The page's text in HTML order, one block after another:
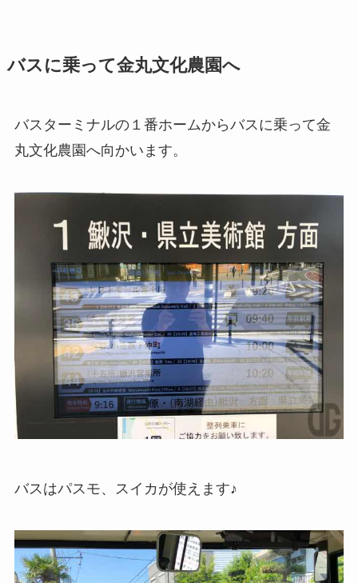
バスに乗って金丸文化農園へ
バスターミナルの１番ホームからバスに乗って金
丸文化農園へ向かいます。
バスはパスモ、スイカが使えます♪